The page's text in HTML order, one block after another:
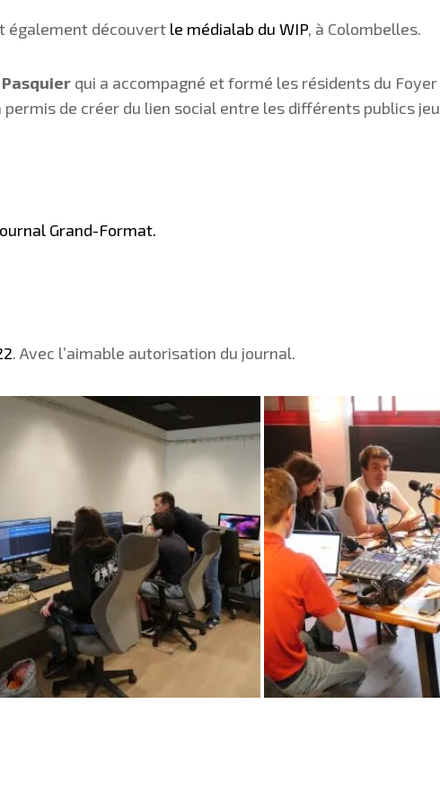
également découvert le médialab du WIP, à Colombelles.
qui a accompagné et formé les résidents du
de créer du lien social entre les différents publics
Grand-Format.
. Avec l’aimable autorisation du journal.